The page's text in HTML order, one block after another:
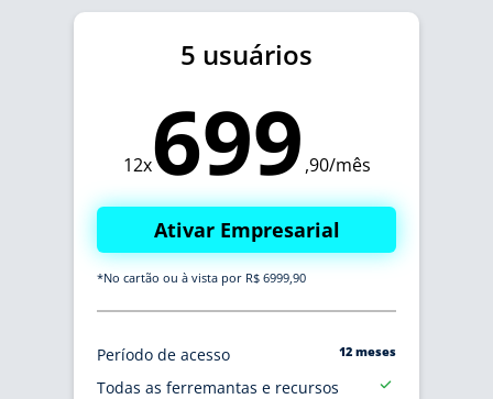
5 usuários
12x699 ,90/mês
Ativar Empresarial
*No cartão ou à vista por R$ 6999,90
Período de acesso 12 meses
Todas as ferremantas e recursos